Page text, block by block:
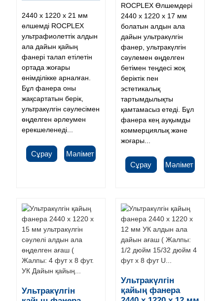
2440 x 1220 x 21 мм
өлшемді ROCPLEX
ультрафиолеттік алдын
ала дайын қайың
фанері талап етілетін
ортада жоғары
өнімділікке арналған.
Бұл фанера оны
жақсартатын берік,
ультракүлгін сәулесімен
өңделген әрлеумен
ерекшеленеді...
Сұрау Мәлімет
ROCPLEX Өлшемдері
2440 x 1220 x 17 мм
болатын алдын ала
дайын ультракүлгін
фанер, ультракүлгін
сәулемен өңделген
бетімен теңдесі жоқ
беріктік пен
эстетикалық
тартымдылықты
қамтамасыз етеді. Бұл
фанера кең ауқымды
коммерциялық және
жоғары...
Сұрау Мәлімет
Ультракүлгін
Ультракүлгін
қайың фанера